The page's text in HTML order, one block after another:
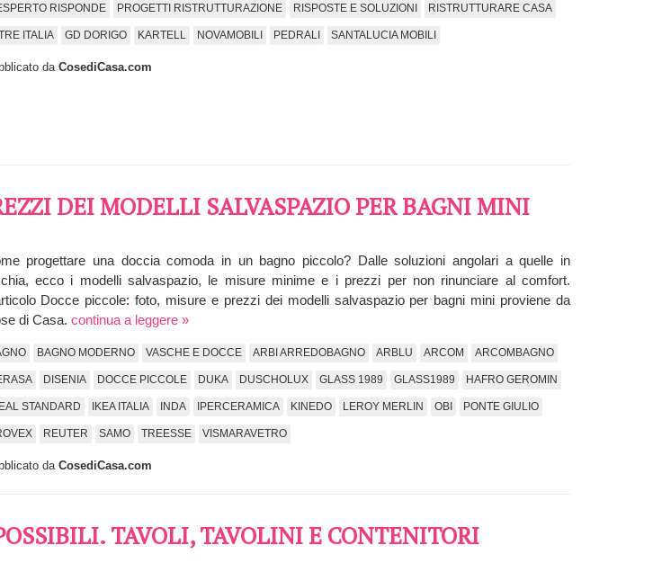
RISPONDE PROGETTI RISTRUTTURAZIONE RISPOSTE E SOLUZIONI RISTRUTTURARE CASA
ITALIA GD DORIGO KARTELL NOVAMOBILI PEDRALI SANTALUCIA MOBILI
da CosediCasa.com
DEI MODELLI SALVASPAZIO PER BAGNI MINI
progettare una doccia comoda in un bagno piccolo? Dalle soluzioni angolari a quelle in
ecco i modelli salvaspazio, le misure minime e i prezzi per non rinunciare al comfort.
Docce piccole: foto, misure e prezzi dei modelli salvaspazio per bagni mini proviene da
di Casa. continua a leggere »
BAGNO MODERNO VASCHE E DOCCE ARBI ARREDOBAGNO ARBLU ARCOM ARCOMBAGNO
DISENIA DOCCE PICCOLE DUKA DUSCHOLUX GLASS 1989 GLASS1989 HAFRO GEROMIN
STANDARD IKEA ITALIA INDA IPERCERAMICA KINEDO LEROY MERLIN OBI PONTE GIULIO
REUTER SAMO TREESSE VISMARAVETRO
da CosediCasa.com
TAVOLI, TAVOLINI E CONTENITORI